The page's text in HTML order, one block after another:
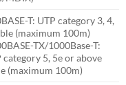
T: UTP category 3, 4,
(maximum 100m)
TX/1000Base-T:
category 5, 5e or above
(maximum 100m)